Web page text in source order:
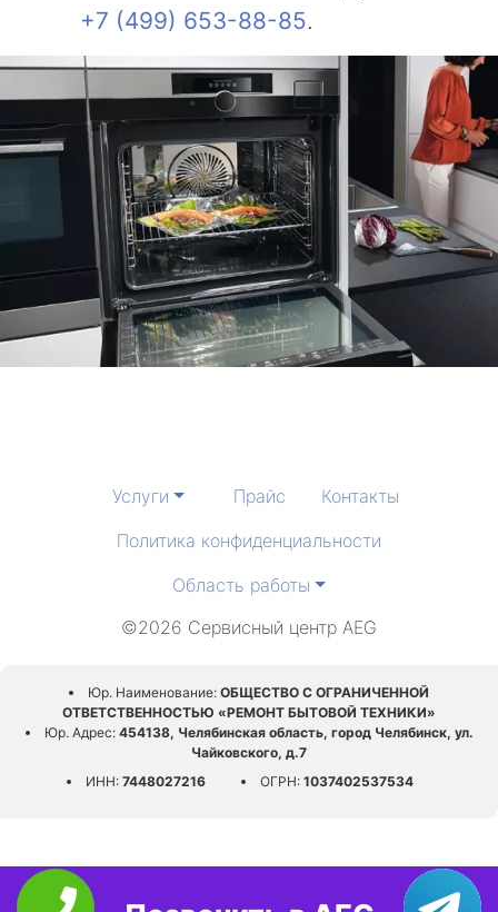
+7 (499) 653-88-85.
Услуги Прайс
Контакты
Политика конфиденциальности
Область работы
©2026 Сервисный центр AEG
Юр. Наименование: ОБЩЕСТВО С ОГРАНИЧЕННОЙ
ОТВЕТСТВЕННОСТЬЮ «РЕМОНТ БЫТОВОЙ ТЕХНИКИ»
Юр. Адрес:454138, Челябинская область, город Челябинск, ул.
Чайковского, д.7
ИНН: 7448027216 ОГРН: 1037402537534